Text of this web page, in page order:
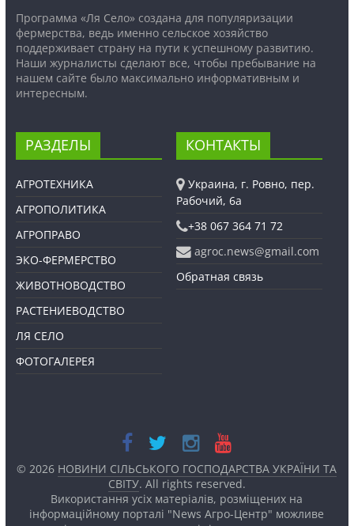
Программа «Ля Село» создана для популяризации
фермерства, ведь именно сельское хозяйство
поддерживает страну на пути к успешному развитию.
Наши журналисты сделают все, чтобы пребывание на
нашем сайте было максимально информативным и
интересным.
РАЗДЕЛЫ
АГРОТЕХНИКА
АГРОПОЛИТИКА
АГРОПРАВО
ЭКО-ФЕРМЕРСТВО
ЖИВОТНОВОДСТВО
РАСТЕНИЕВОДСТВО
ЛЯ СЕЛО
ФОТОГАЛЕРЕЯ
КОНТАКТЫ
Украина, г. Ровно, пер.
Рабочий, 6а
+38 067 364 71 72
agroc.news@gmail.com
Обратная связь
© 2026 НОВИНИ СІЛЬСЬКОГО ГОСПОДАРСТВА УКРАЇНИ ТА
СВІТУ. All rights reserved.
Використання усіх матеріалів, розміщених на
інформаційному порталі "News Агро-Центр" можливе